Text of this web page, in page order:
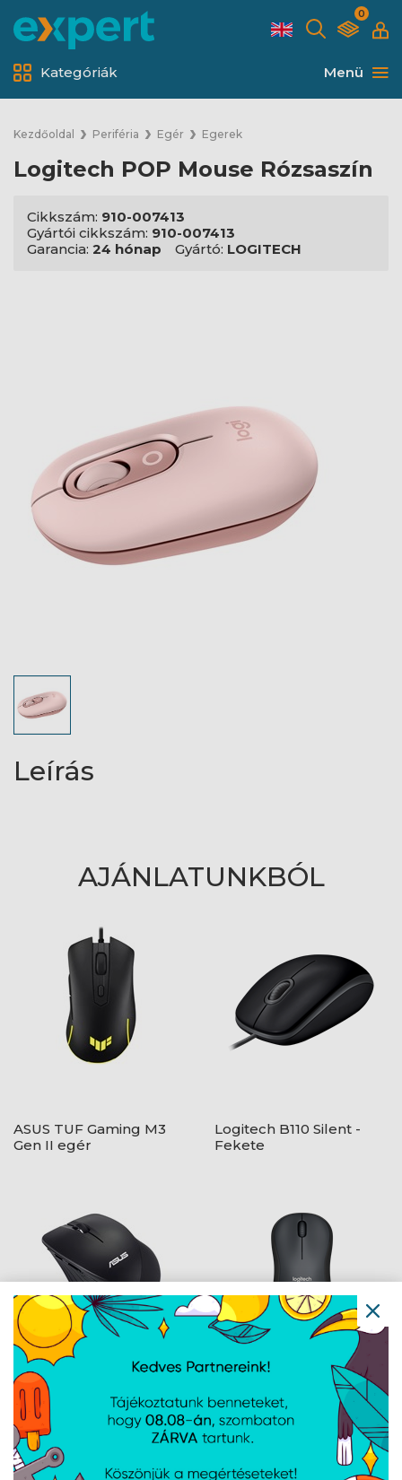
0
Menü
Kategóriák
Kezdőoldal Periféria Egér Egerek
Logitech POP Mouse Rózsaszín
Cikkszám: 910-007413
Gyártói cikkszám: 910-007413
Garancia: 24 hónap Gyártó: LOGITECH
Leírás
AJÁNLATUNKBÓL
ASUS TUF Gaming M3
Gen II egér
Logitech B110 Silent -
Fekete
ASUS WT465 - Fekete
Logitech M220 Silent -
Fekete